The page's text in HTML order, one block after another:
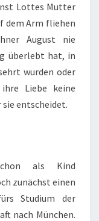
Lottes Mutter
dem Arm fliehen
August nie
überlebt hat, in
wurden oder
Liebe keine
sie entscheidet.
als Kind
zunächst einen
Studium der
nach München.